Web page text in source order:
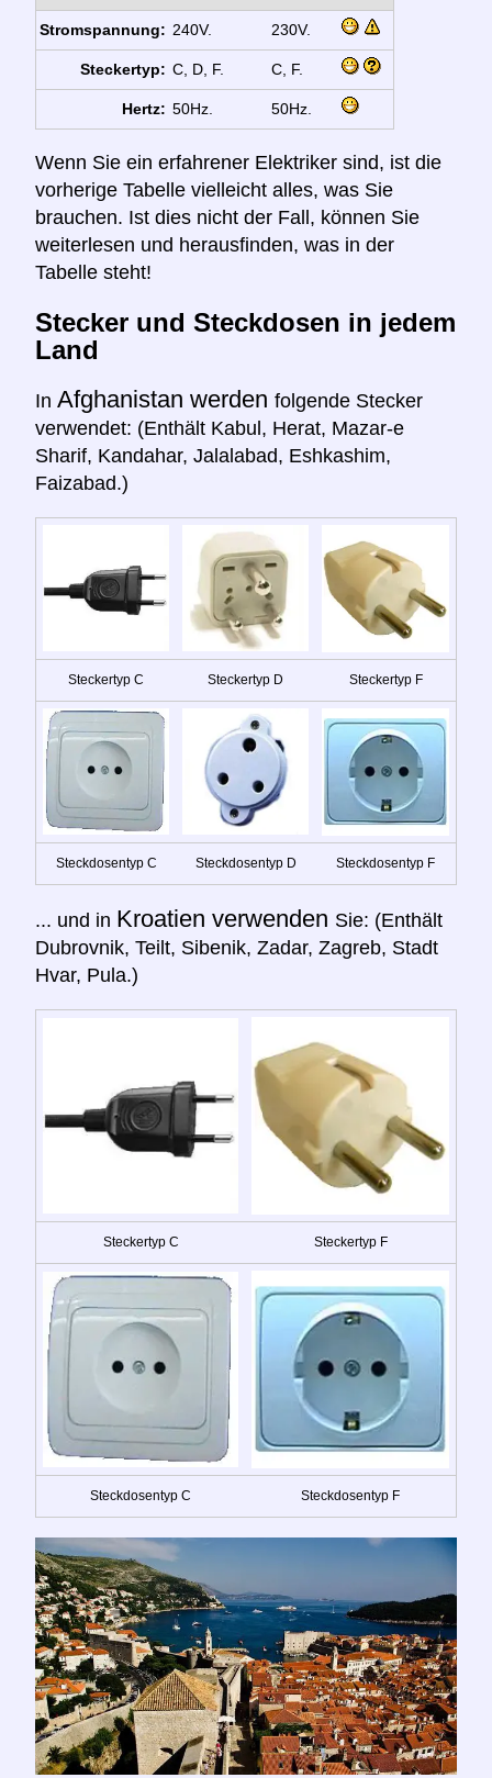
Stromspannung: 240V. 230V.
Steckertyp: C, D, F. C, F.
Hertz: 50Hz. 50Hz.
Wenn Sie ein erfahrener Elektriker sind, ist die
vorherige Tabelle vielleicht alles, was Sie
brauchen. Ist dies nicht der Fall, können Sie
weiterlesen und herausfinden, was in der
Tabelle steht!
Stecker und Steckdosen in jedem
Land
In Afghanistan werden folgende Stecker
verwendet: (Enthält Kabul, Herat, Mazar-e
Sharif, Kandahar, Jalalabad, Eshkashim,
Faizabad.)
Steckertyp C Steckertyp D Steckertyp F
Steckdosentyp C Steckdosentyp D Steckdosentyp F
... und in Kroatien verwenden Sie: (Enthält
Dubrovnik, Teilt, Sibenik, Zadar, Zagreb, Stadt
Hvar, Pula.)
Steckertyp C Steckertyp F
Steckdosentyp C Steckdosentyp F